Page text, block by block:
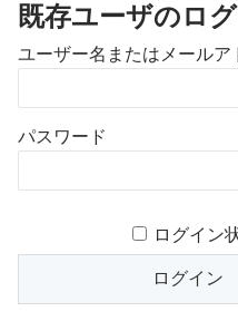
既存ユーザのロ
ユーザー名またはメールア
パスワード
ログイン